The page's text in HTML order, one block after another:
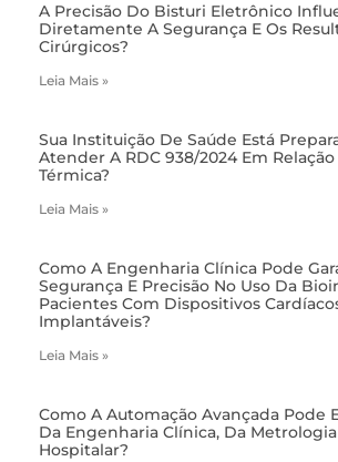
A Precisão Do Bisturi Eletrônico
Diretamente A Segurança E Os
Cirúrgicos?
Leia Mais »
Sua Instituição De Saúde Está
Atender A RDC 938/2024 Em
Térmica?
Leia Mais »
Como A Engenharia Clínica Pode
Segurança E Precisão No Uso Da
Pacientes Com Dispositivos
Implantáveis?
Leia Mais »
Como A Automação Avançada Pode
Da Engenharia Clínica, Da
Hospitalar?